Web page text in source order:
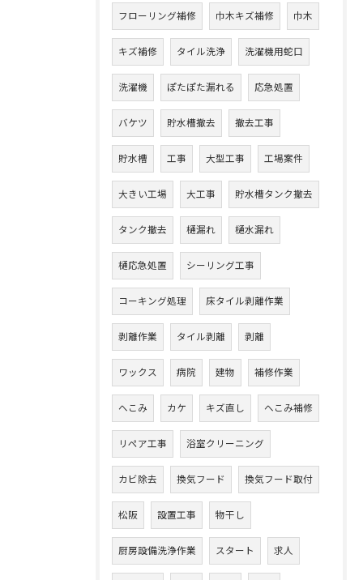
フローリング補修 巾木キズ補修 巾木
キズ補修 タイル洗浄 洗濯機用蛇口
洗濯機 ぽたぽた漏れる 応急処置
バケツ 貯水槽撤去 撤去工事
貯水槽 工事 大型工事 工場案件
大きい工場 大工事 貯水槽タンク撤去
タンク撤去 樋漏れ 樋水漏れ
樋応急処置 シーリング工事
コーキング処理 床タイル剥離作業
剥離作業 タイル剥離 剥離
ワックス 病院 建物 補修作業
へこみ カケ キズ直し へこみ補修
リペア工事 浴室クリーニング
カビ除去 換気フード 換気フード取付
松阪 設置工事 物干し
厨房設備洗浄作業 スタート 求人